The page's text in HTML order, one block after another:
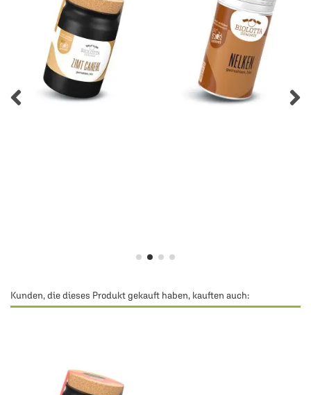
Kunden, die dieses Produkt gekauft haben, kauften auch: